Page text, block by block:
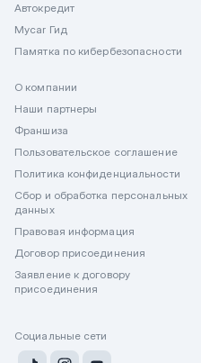
Автокредит
Mycar Гид
Памятка по кибербезопасности
О компании
Наши партнеры
Франшиза
Пользовательское соглашение
Политика конфиденциальности
Сбор и обработка персональных
данных
Правовая информация
Договор присоединения
Заявление к договору
присоединения
Социальные сети